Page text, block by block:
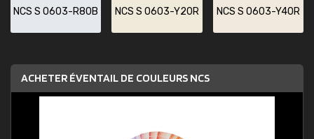
NCS S 0603-R80B NCS S 0603-Y20R NCS S 0603-Y40R
ACHETER ÉVENTAIL DE COULEURS NCS